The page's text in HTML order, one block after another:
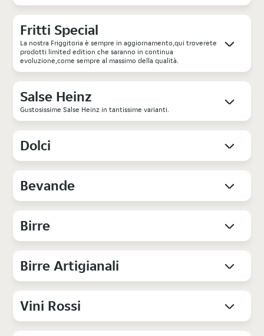
Fritti Special
La nostra Friggitoria è sempre in aggiornamento,qui troverete
prodotti limited edition che saranno in continua
evoluzione,come sempre al massimo della qualità.
Salse Heinz
Gustosissime Salse Heinz in tantissime varianti.
Dolci
Bevande
Birre
Birre Artigianali
Vini Rossi